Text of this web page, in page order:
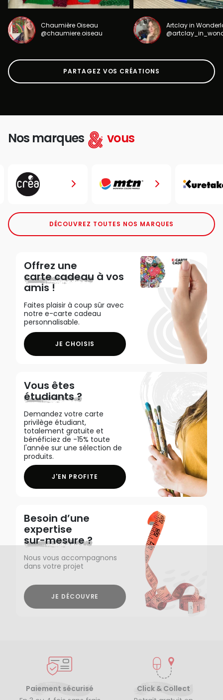
Chaumière Oiseau
@chaumiere.oiseau
Artclay in
PARTAGEZ VOS CRÉATIONS
Nos marques vous
DÉCOUVREZ TOUTES NOS MARQUES
Offrez une
carte cadeau à vos
amis !
Faites plaisir à coup sûr avec
notre e-carte cadeau
personnalisable.
JE CHOISIS
Vous êtes
étudiants ?
Demandez votre carte
privilège étudiant,
totalement gratuite et
bénéficiez de -15% toute
l'année sur une sélection de
produits.
J'EN PROFITE
Besoin d’une
expertise
sur-mesure ?
Nous vous accompagnons
dans votre projet
JE DÉCOUVRE
Paiement sécurisé
Click & Collect